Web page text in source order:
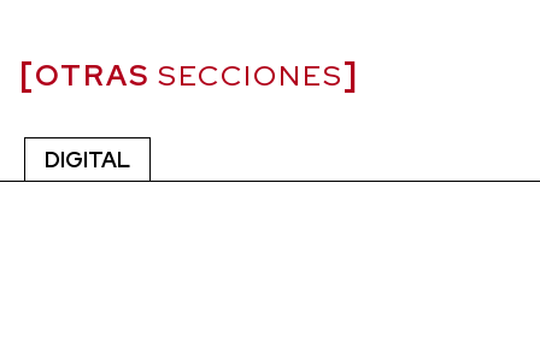
OTRAS SECCIONES
DIGITAL